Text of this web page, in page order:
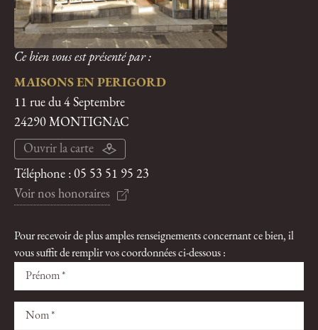
Ce bien vous est présenté par :
MAISONS EN PERIGORD
11 rue du 4 Septembre
24290 MONTIGNAC
Ouvrir la carte
Téléphone : 05 53 51 95 23
Voir nos honoraires
Pour recevoir de plus amples renseignements concernant ce bien, il
vous suffit de remplir vos coordonnées ci-dessous :